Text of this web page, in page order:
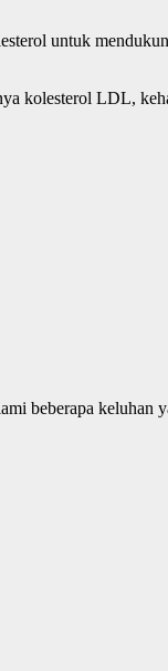
untuk
kolesterol LDL,
beberapa keluhan